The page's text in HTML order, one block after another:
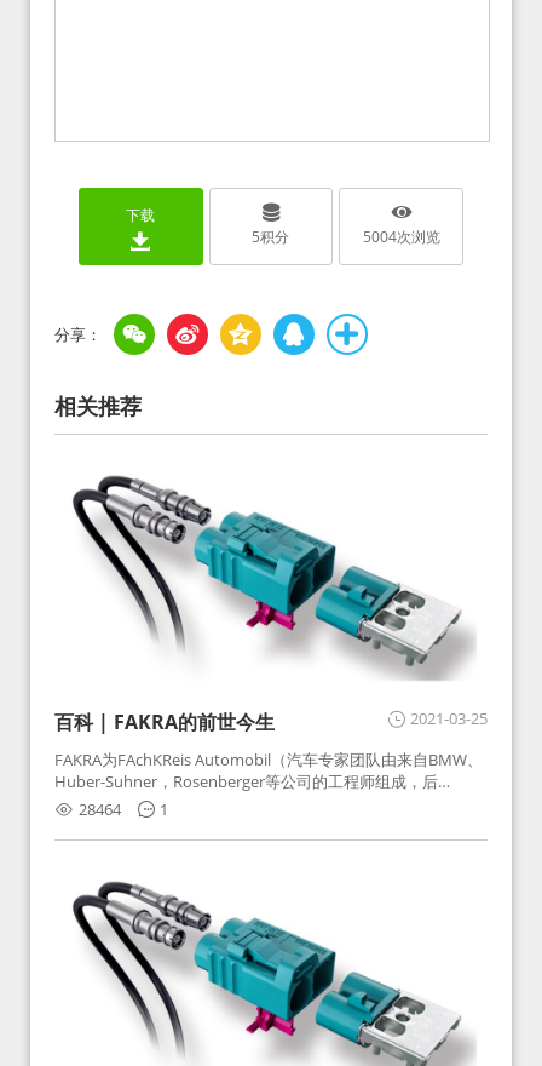
下载
5积分 5004次浏览
相关推荐
2021-03-25
百科 | FAKRA的前世今生
FAKRA为FAchKReis Automobil（汽车专家团队由来自BMW、
Huber-Suhner，Rosenberger等公司的工程师组成，后
Huber-Suhner相关连接器业务及技术在2010年并入
Rosenberger）缩写。起初为BMW需求用于车载收音机天线连
接，如今FAKRA已成为汽车行业通用标准的射频连接器，被业
28464 1